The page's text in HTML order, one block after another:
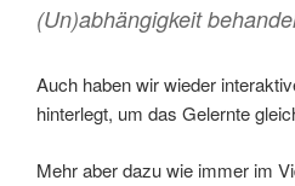
(Un)abhängigkeit
Auch haben wir wieder
hinterlegt, um das Gelernte
Mehr aber dazu wie immer im